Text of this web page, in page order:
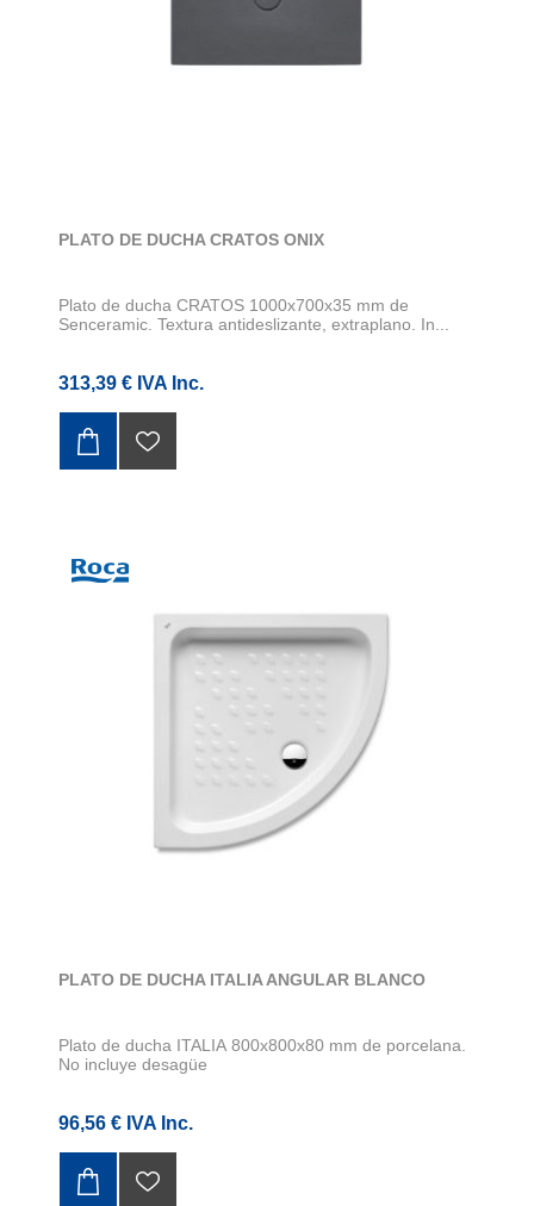
PLATO DE DUCHA CRATOS ONIX
Plato de ducha CRATOS 1000x700x35 mm de
Senceramic. Textura antideslizante, extraplano. In...
313,39 € IVA Inc.
PLATO DE DUCHA ITALIA ANGULAR BLANCO
Plato de ducha ITALIA 800x800x80 mm de porcelana.
No incluye desagüe
96,56 € IVA Inc.